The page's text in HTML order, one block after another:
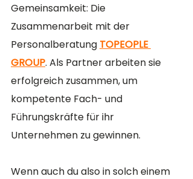
Gemeinsamkeit: Die
Zusammenarbeit mit der
Personalberatung TOPEOPLE
GROUP. Als Partner arbeiten sie
erfolgreich zusammen, um
kompetente Fach- und
Führungskräfte für ihr
Unternehmen zu gewinnen.
Wenn auch du also in solch einem